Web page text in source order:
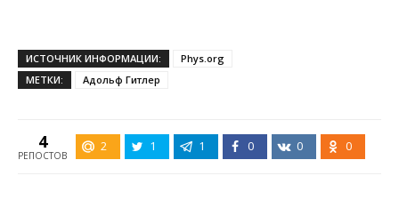
ИСТОЧНИК ИНФОРМАЦИИ:
Phys.org
МЕТКИ:
Адольф Гитлер
4
РЕПОСТОВ
2 1 1 0 0 0